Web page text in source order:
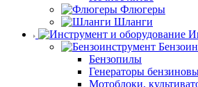
Флюгеры
Шланги
Бензопилы
Генераторы
Мотоблоки,